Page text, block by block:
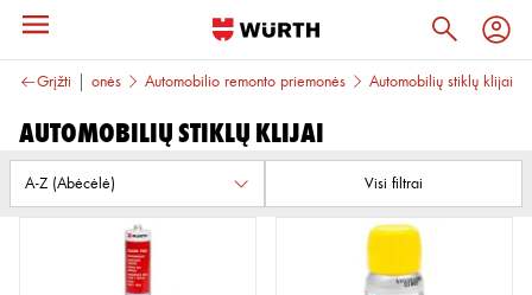
Grįžtipriemonės Automobilio remonto priemonės Automobilių stiklų klijai
Automobilių stiklų klijai
Visi filtrai